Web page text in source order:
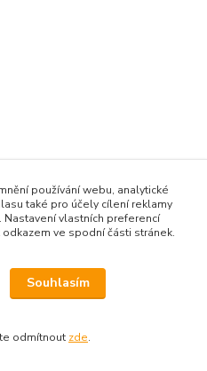
používání webu, analytické
také pro účely cílení reklamy
vlastních preferencí
ve spodní části stránek.
Souhlasím
odmítnout zde.